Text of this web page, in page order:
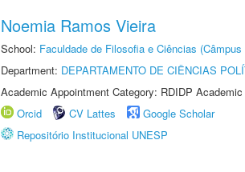
Noemia Ramos Vieira
School: Faculdade de Filosofia e Ciências
Department: DEPARTAMENTO DE CIÊNCIAS
Academic Appointment Category: RDIDP
Orcid
CV Lattes
Google Scholar
Repositório Institucional UNESP